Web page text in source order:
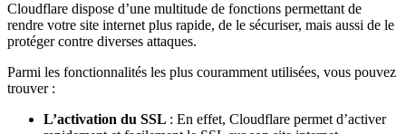
Cloudflare dispose d’une multitude de fonctions permettant de
rendre votre site internet plus rapide, de le sécuriser, mais aussi de le
protéger contre diverses attaques.
Parmi les fonctionnalités les plus couramment utilisées, vous pouvez
trouver :
L’activation du SSL : En effet, Cloudflare permet d’activer